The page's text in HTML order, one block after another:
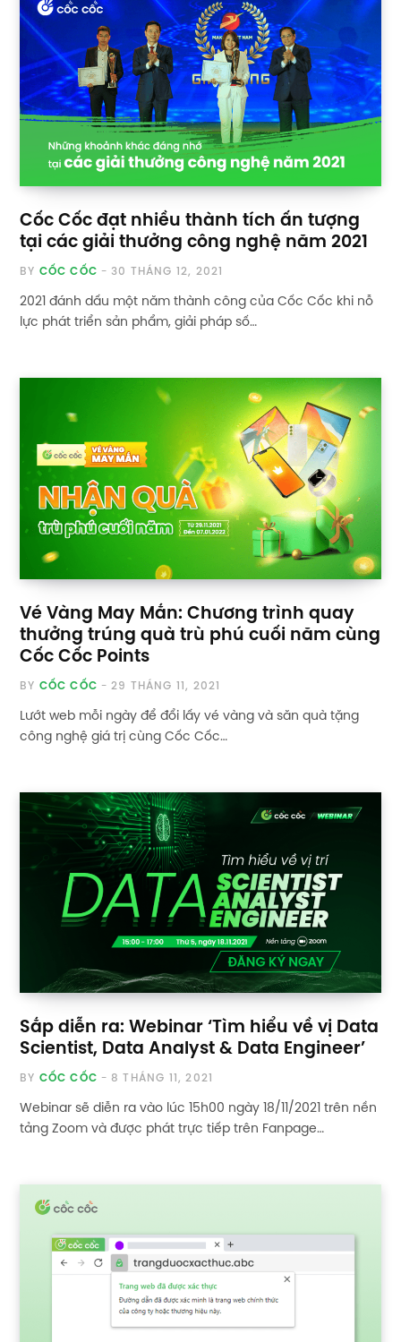
Cốc Cốc đạt nhiều thành tích ấn tượng
tại các giải thưởng công nghệ năm 2021
BY CỐC CỐC 30 THÁNG 12, 2021
2021 đánh dấu một năm thành công của Cốc Cốc khi nỗ
lực phát triển sản phẩm, giải pháp số…
Vé Vàng May Mắn: Chương trình quay
thưởng trúng quà trù phú cuối năm cùng
Cốc Cốc Points
BY CỐC CỐC 29 THÁNG 11, 2021
Lướt web mỗi ngày để đổi lấy vé vàng và săn quà tặng
công nghệ giá trị cùng Cốc Cốc…
Sắp diễn ra: Webinar ‘Tìm hiểu về vị Data
Scientist, Data Analyst & Data Engineer’
BY CỐC CỐC 8 THÁNG 11, 2021
Webinar sẽ diễn ra vào lúc 15h00 ngày 18/11/2021 trên nền
tảng Zoom và được phát trực tiếp trên Fanpage…